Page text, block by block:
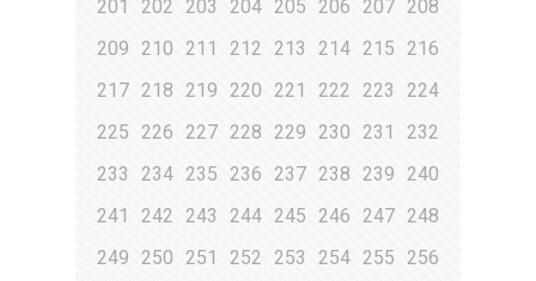
201
202 203 204 205 206 207 208
209 210 211 212 213 214 215 216
217 218 219 220 221 222 223
224
225 226 227 228 229 230 231
232
233
234 235 236 237 238 239 240
241
242 243 244 245 246 247 248
249 250 251 252 253 254 255 256